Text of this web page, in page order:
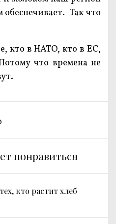
обеспечивает. Так что
кто в НАТО, кто в ЕС,
что времена не
понравиться
кто растит хлеб